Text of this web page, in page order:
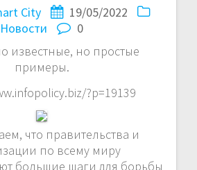
City
19/05/2022
Новости
0
известные, но простые
примеры.
?p=19139
что правительства и
по всему миру
большие шаги для борьбы